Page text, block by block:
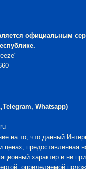
официальным
Whatsapp)
на то, что данный
ценах, предоставленная
характер и ни
определяемой